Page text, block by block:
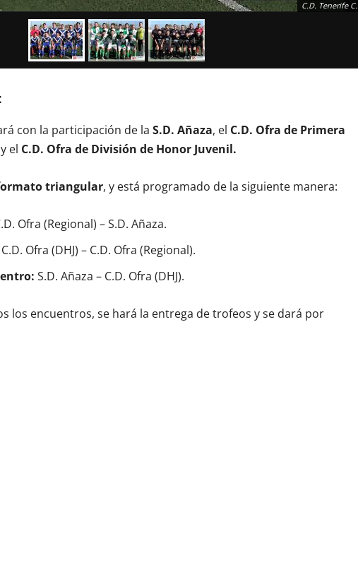
C.D. Tenerife C.
con la participación de la S.D. Añaza, el C.D. Ofra de Primera
el C.D. Ofra de División de Honor Juvenil.
triangular, y está programado de la siguiente manera:
Ofra (Regional) – S.D. Añaza.
C.D. Ofra (DHJ) – C.D. Ofra (Regional).
S.D. Añaza – C.D. Ofra (DHJ).
los encuentros, se hará la entrega de trofeos y se dará por